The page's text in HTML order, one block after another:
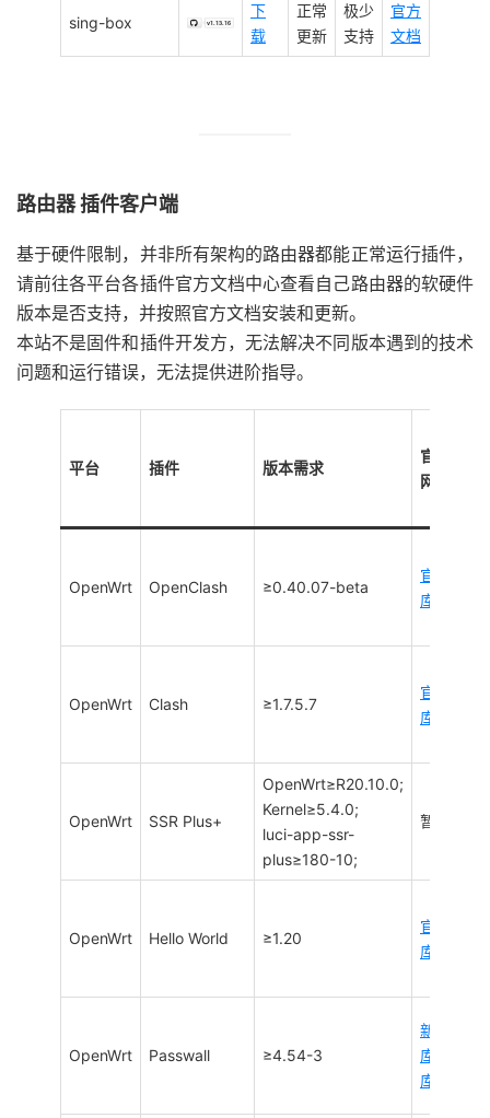
sing-box
下
载
正常
更新
极少
支持
官方
文档
路由器 插件客户端
基于硬件限制，并非所有架构的路由器都能正常运行插件，
请前往各平台各插件官方文档中心查看自己路由器的软硬件
版本是否支持，并按照官方文档安装和更新。
本站不是固件和插件开发方，无法解决不同版本遇到的技术
问题和运行错误，无法提供进阶指导。
平台 插件 版本需求
官方
网站
OpenWrt OpenClash ≥0.40.07-beta
官方
库
OpenWrt Clash ≥1.7.5.7
官方
库
OpenWrt SSR Plus+
OpenWrt≥R20.10.0;
Kernel≥5.4.0;
luci-app-ssr-
plus≥180-10;
暂无
OpenWrt Hello World ≥1.20
官方
库
OpenWrt Passwall ≥4.54-3
新
库
库